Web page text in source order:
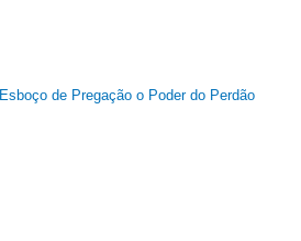
Esboço de Pregação o Poder do Perdão